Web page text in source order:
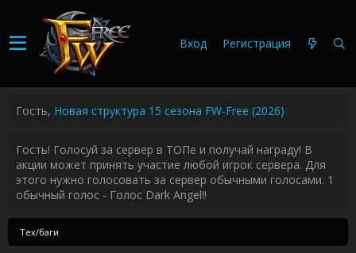
Вход Регистрация
Гость, Новая структура 15 сезона FW-Free (2026)
Гость! Голосуй за сервер в ТОПе и получай награду! В
акции может принять участие любой игрок сервера. Для
этого нужно голосовать за сервер обычными голосами. 1
обычный голос - Голос Dark Angel!!
Тех/баги